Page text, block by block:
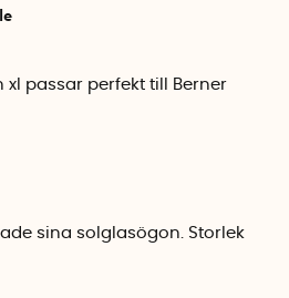
xl passar perfekt till Berner
sina solglasögon. Storlek